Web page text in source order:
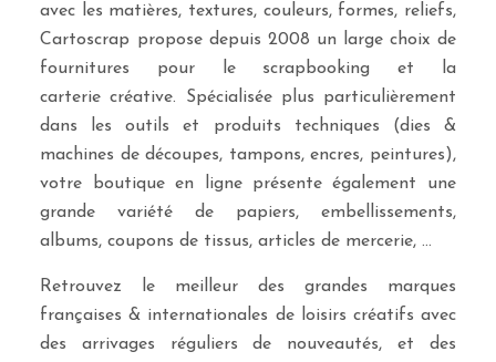
avec les matières, textures, couleurs, formes, reliefs,
Cartoscrap propose depuis 2008 un large choix de
fournitures pour le scrapbooking et la
carterie créative. Spécialisée plus particulièrement
dans les outils et produits techniques (dies &
machines de découpes, tampons, encres, peintures),
votre boutique en ligne présente également une
grande variété de papiers, embellissements,
albums, coupons de tissus, articles de mercerie, …
Retrouvez le meilleur des grandes marques
françaises & internationales de loisirs créatifs avec
des arrivages réguliers de nouveautés, et des